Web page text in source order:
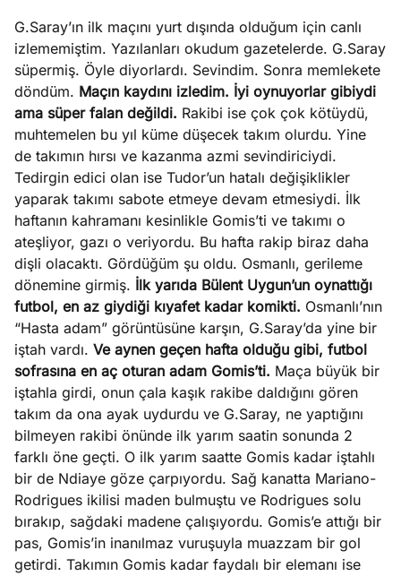
6, 2026
yasalar
Ağustos
5, 2026
stok
caiz
Köşe
Yazıları
Spor
Yazıları
Yazıları
G.Saray’ın ilk maçını yurt dışında olduğum için canlı
izlememiştim. Yazılanları okudum gazetelerde. G.Saray
süpermiş. Öyle diyorlardı. Sevindim. Sonra memlekete
döndüm. Maçın kaydını izledim. İyi oynuyorlar gibiydi
ama süper falan değildi. Rakibi ise çok çok kötüydü,
muhtemelen bu yıl küme düşecek takım olurdu. Yine
de takımın hırsı ve kazanma azmi sevindiriciydi.
Tedirgin edici olan ise Tudor’un hatalı değişiklikler
yaparak takımı sabote etmeye devam etmesiydi. İlk
haftanın kahramanı kesinlikle Gomis’ti ve takımı o
ateşliyor, gazı o veriyordu. Bu hafta rakip biraz daha
dişli olacaktı. Gördüğüm şu oldu. Osmanlı, gerileme
dönemine girmiş. İlk yarıda Bülent Uygun’un oynattığı
futbol, en az giydiği kıyafet kadar komikti. Osmanlı’nın
“Hasta adam” görüntüsüne karşın, G.Saray’da yine bir
iştah vardı. Ve aynen geçen hafta olduğu gibi, futbol
sofrasına en aç oturan adam Gomis’ti. Maça büyük bir
iştahla girdi, onun çala kaşık rakibe daldığını gören
takım da ona ayak uydurdu ve G.Saray, ne yaptığını
bilmeyen rakibi önünde ilk yarım saatin sonunda 2
farklı öne geçti. O ilk yarım saatte Gomis kadar iştahlı
bir de Ndiaye göze çarpıyordu. Sağ kanatta Mariano-
Rodrigues ikilisi maden bulmuştu ve Rodrigues solu
bırakıp, sağdaki madene çalışıyordu. Gomis’e attığı bir
pas, Gomis’in inanılmaz vuruşuyla muazzam bir gol
getirdi. Takımın Gomis kadar faydalı bir elemanı ise